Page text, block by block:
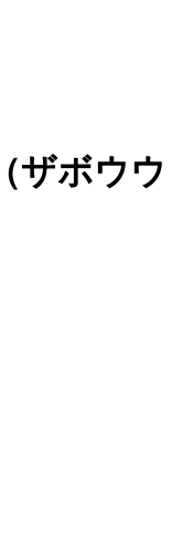
ザボウウ